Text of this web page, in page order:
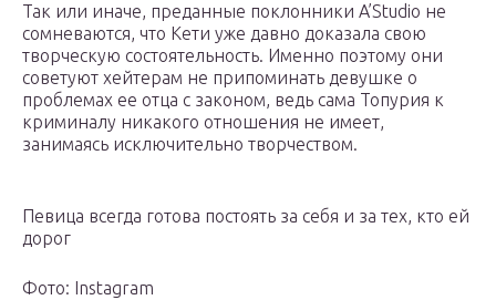
Так или иначе, преданные поклонники A’Studio не
сомневаются, что Кети уже давно доказала свою
творческую состоятельность. Именно поэтому они
советуют хейтерам не припоминать девушке о
проблемах ее отца с законом, ведь сама Топурия к
криминалу никакого отношения не имеет,
занимаясь исключительно творчеством.
Певица всегда готова постоять за себя и за тех, кто ей
дорог
Фото: Instagram